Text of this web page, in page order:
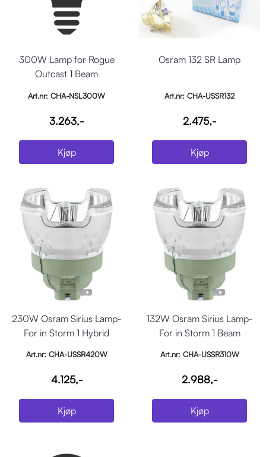
300W Lamp for Rogue
Outcast 1 Beam
Art.nr: CHA-NSL300W
3.263,-
Kjøp
Osram 132 SR Lamp
Art.nr: CHA-USSR132
2.475,-
Kjøp
230W Osram Sirius Lamp-
For in Storm 1 Hybrid
Art.nr: CHA-USSR420W
4.125,-
Kjøp
132W Osram Sirius Lamp-
For in Storm 1 Beam
Art.nr: CHA-USSR310W
2.988,-
Kjøp